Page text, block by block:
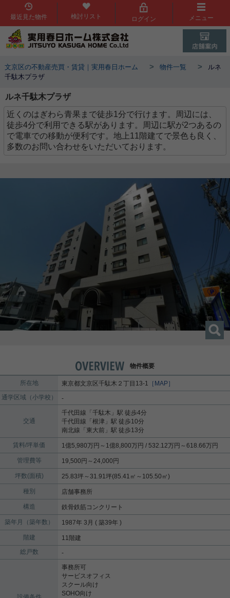
最近見た物件 検討リスト ログイン メニュー
文京区の不動産売買・賃貸｜実用春日ホーム > 物件一覧 >
ルネ
千駄木プラザ
ルネ千駄木プラザ
近くのはぎわら青果まで徒歩1分で行けます。周辺には、
徒歩4分で利用できる駅があります。周辺に駅が2つあるの
で電車での移動が便利です。地上11階建てで景色も良く、
多数のお問い合わせをいただいております。
物件概要
所在地 東京都文京区千駄木 ２丁目13-1
［MAP］
通学区域（小学校）
-
交通
千代田線 「千駄木 」駅 徒歩4分
千代田線 「根津 」駅 徒歩10分
南北線 「東大前 」駅 徒歩13分
賃料/坪単価 1億5,980万円～1億8,800万円 / 532.12万円～618.66万円
管理費等 19,500円～24,000円
坪数(面積) 25.83坪～31.91坪(85.41㎡～105.50㎡)
種別 店舗事務所
構造 鉄骨鉄筋コンクリート
築年月（築年数） 1987年 3月 ( 築39年 )
階建
11階建
総戸数
-
事務所可
サービスオフィス
スクール向け
SOHO向け